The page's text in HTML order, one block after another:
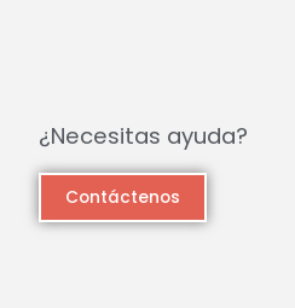
¿Necesitas ayuda?
Contáctenos